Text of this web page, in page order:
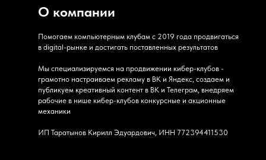
Помогаем компьютерным клубам с 2019 года продвигаться
в digital-рынке и достигать поставленных результатов
Мы специализируемся на продвижении кибер-клубов -
грамотно настраиваем рекламу в ВК и Яндекс, создаем и
публикуем креативный контент в ВК и Телеграм, внедряем
рабочие в нише кибер-клубов конкурсные и акционные
механики
ИП Таратынов Кирилл Эдуардович, ИНН 772394411530
О компании